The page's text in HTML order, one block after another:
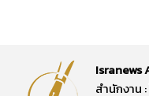
Isranews
สำนักงาน